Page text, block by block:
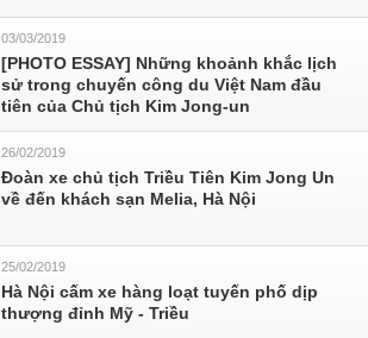
03/03/2019
[PHOTO ESSAY] Những khoảnh khắc lịch
sử trong chuyến công du Việt Nam đầu
tiên của Chủ tịch Kim Jong-un
26/02/2019
Đoàn xe chủ tịch Triều Tiên Kim Jong Un
về đến khách sạn Melia, Hà Nội
25/02/2019
Hà Nội cấm xe hàng loạt tuyến phố dịp
thượng đỉnh Mỹ - Triều